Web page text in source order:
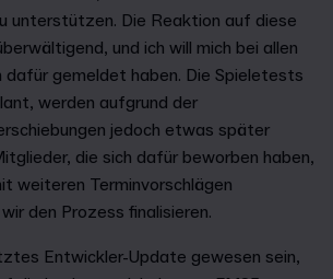
unterstützen. Die Reaktion auf diese
und ich will mich bei allen
dafür gemeldet haben. Die Spieletests
werden aufgrund der
jedoch etwas später
die sich dafür beworben haben,
weiteren Terminvorschlägen
den Prozess finalisieren.
Entwickler-Update gewesen sein,